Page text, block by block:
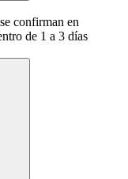
confirman en
de 1 a 3 días